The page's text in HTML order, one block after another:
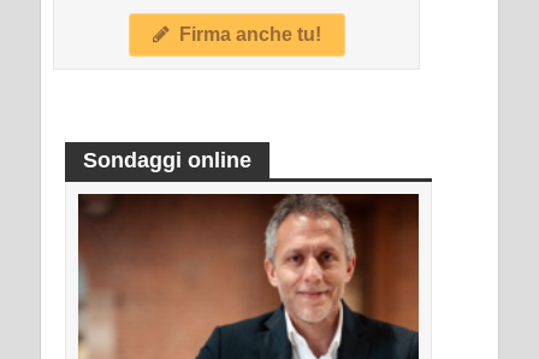
Firma anche tu!
Sondaggi online